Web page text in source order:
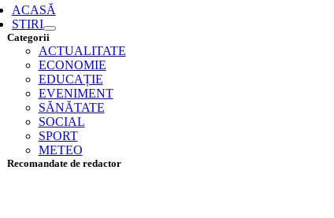
ACASĂ
STIRI
Categorii
ACTUALITATE
ECONOMIE
EDUCAȚIE
EVENIMENT
SĂNĂTATE
SOCIAL
SPORT
METEO
Recomandate de redactor